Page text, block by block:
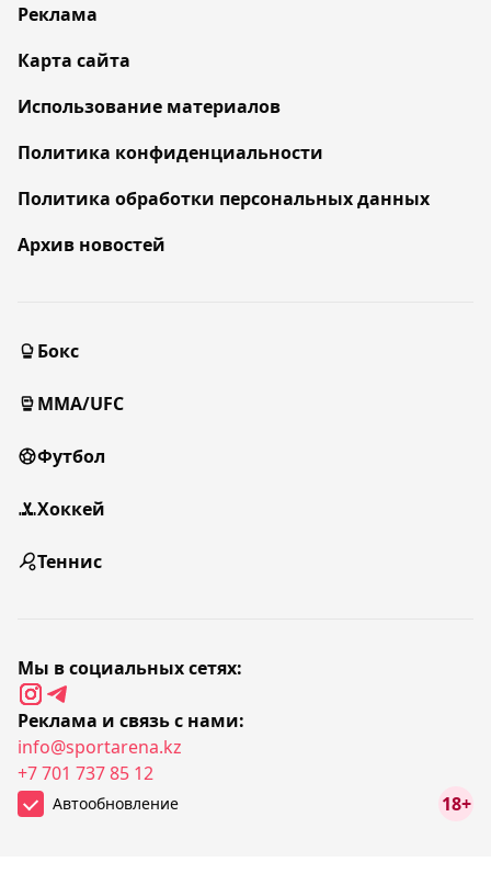
Реклама
Карта сайта
Использование материалов
Политика конфиденциальности
Политика обработки персональных данных
Архив новостей
Бокс
MMA/UFC
Футбол
Хоккей
Теннис
Мы в социальных сетях:
Реклама и связь с нами:
info@sportarena.kz
+7 701 737 85 12
Автообновление 18+